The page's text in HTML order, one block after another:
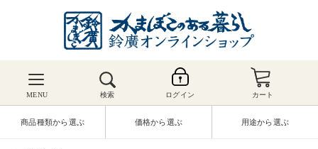
MENU 検索 ログイン カート
商品種類から選ぶ 価格から選ぶ 用途から選ぶ